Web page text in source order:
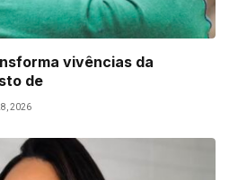
vivências da
de
2026